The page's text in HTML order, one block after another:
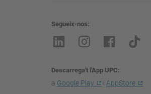
Segueix-nos
Descarrega't l'App UPC
a Google Play i AppStore